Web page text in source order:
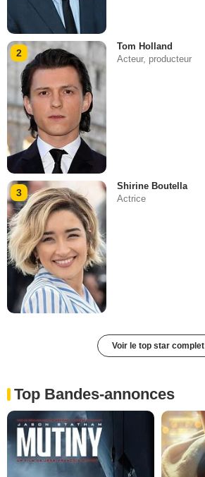
2
Tom Holland
Acteur, producteur
3
Shirine Boutella
Actrice
Voir le top star complet
Top Bandes-annonces